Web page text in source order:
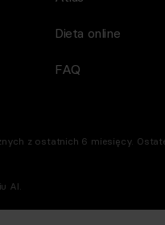
Dieta online
FAQ
z ostatnich 6 miesięcy.
AI.